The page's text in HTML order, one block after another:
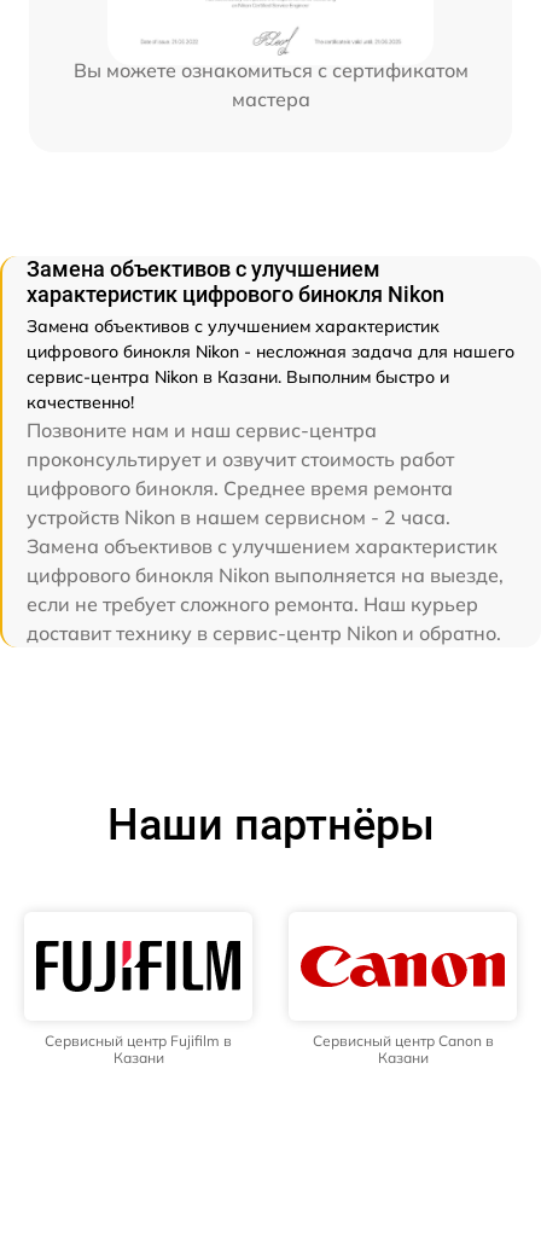
Вы можете ознакомиться с сертификатом
мастера
Замена объективов с улучшением
характеристик цифрового бинокля Nikon
Замена объективов с улучшением характеристик
цифрового бинокля Nikon - несложная задача для нашего
сервис-центра Nikon в Казани. Выполним быстро и
качественно!
Позвоните нам и наш сервис-центра
проконсультирует и озвучит стоимость работ
цифрового бинокля. Среднее время ремонта
устройств Nikon в нашем сервисном - 2 часа.
Замена объективов с улучшением характеристик
цифрового бинокля Nikon выполняется на выезде,
если не требует сложного ремонта. Наш курьер
доставит технику в сервис-центр Nikon и обратно.
Наши партнёры
Сервисный центр Fujifilm в
Казани
Сервисный центр Canon в
Казани